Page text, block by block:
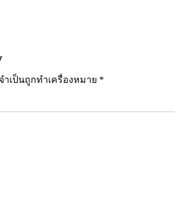
เป็นถูกทำเครื่องหมาย *